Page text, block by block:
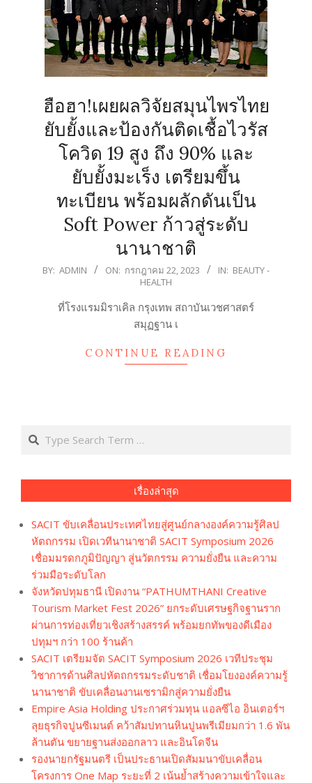
ฮือฮา!เผยผลวิจัยสมุนไพรไทย
ยับยั้งและป้องกันติดเชื้อไวรัส
โควิด 19 สูง ถึง 90% และ
ยับยั้งมะเร็ง เตรียมขึ้น
ทะเบียน พร้อมผลักดันเป็น
Soft Power ก้าวสู่ระดับ
นานาชาติ
2023-
BY: ADMIN ON: กรกฎาคม 22, 2023 IN: BEAUTY -
HEALTH
ที่โรงแรมมิราเคิล กรุงเทพ สถาบันเวชศาสตร์
สมุฏฐาน เ
CONTINUE READING
Search
เรื่องล่าสุด
SACIT ขับเคลื่อนประเทศไทยสู่ศูนย์กลางองค์ความรู้ศิลป
หัตถกรรม เปิดเวทีนานาชาติ SACIT Symposium 2026
เชื่อมมรดกภูมิปัญญา สู่นวัตกรรม ความยั่งยืน และความ
ร่วมมือระดับโลก
จังหวัดปทุมธานี เปิดงาน “PATHUMTHANI Creative
Tourism Market Fest 2026” ยกระดับเศรษฐกิจฐานราก
ผ่านการท่องเที่ยวเชิงสร้างสรรค์ พร้อมยกทัพของดีเมือง
ปทุมฯ กว่า 100 ร้านค้า
SACIT เตรียมจัด SACIT Symposium 2026 เวทีประชุม
วิชาการด้านศิลปหัตถกรรมระดับชาติ เชื่อมโยงองค์ความรู้
นานาชาติ ขับเคลื่อนงานเซรามิกสู่ความยั่งยืน
Empire Asia Holding ประกาศร่วมทุน แอลซีไอ อินเตอร์ฯ
ลุยธุรกิจปูนซีเมนต์ คว้าสัมปทานหินปูนพรีเมียมกว่า 1.6 พัน
ล้านตัน ขยายฐานส่งออกลาว และอินโดจีน
รองนายกรัฐมนตรี เป็นประธานเปิดสัมมนาขับเคลื่อน
โครงการ One Map ระยะที่ 2 เน้นย้ำสร้างความเข้าใจและ